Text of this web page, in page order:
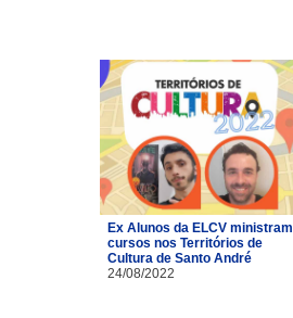
Ex Alunos da ELCV ministram
cursos nos Territórios de
Cultura de Santo André
24/08/2022